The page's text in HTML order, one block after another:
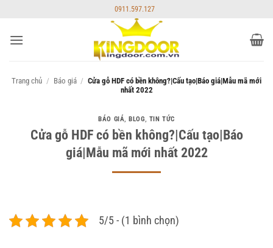
nội
0911.597.127
Trang chủ / Báo giá / Cửa gỗ HDF có bền không?|Cấu tạo|Báo giá|Mẫu mã mới
nhất 2022
BÁO GIÁ,BLOG, TIN TỨC
Cửa gỗ HDF có bền không?|Cấu tạo|Báo
giá|Mẫu mã mới nhất 2022
5/5 - (1 bình chọn)